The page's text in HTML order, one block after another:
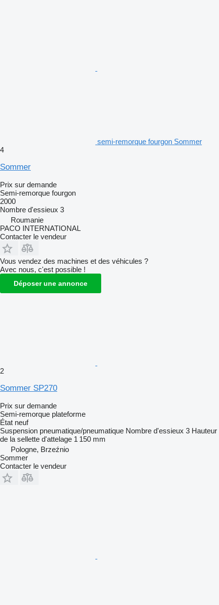
semi-remorque fourgon Sommer
4
Sommer
Prix sur demande
Semi-remorque fourgon
2000
Nombre d'essieux 3
Roumanie
PACO INTERNATIONAL
Contacter le vendeur
Vous vendez des machines et des véhicules ?
Avec nous, c'est possible !
Déposer une annonce
2
Sommer SP270
Prix sur demande
Semi-remorque plateforme
État neuf
Suspension pneumatique/pneumatique Nombre d'essieux 3 Hauteur
de la sellette d'attelage 1 150 mm
Pologne, Brzeźnio
Sommer
Contacter le vendeur